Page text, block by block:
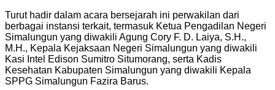
Turut hadir dalam acara bersejarah ini perwakilan dari
berbagai instansi terkait, termasuk Ketua Pengadilan Negeri
Simalungun yang diwakili Agung Cory F. D. Laiya, S.H.,
M.H., Kepala Kejaksaan Negeri Simalungun yang diwakili
Kasi Intel Edison Sumitro Situmorang, serta Kadis
Kesehatan Kabupaten Simalungun yang diwakili Kepala
SPPG Simalungun Fazira Barus.